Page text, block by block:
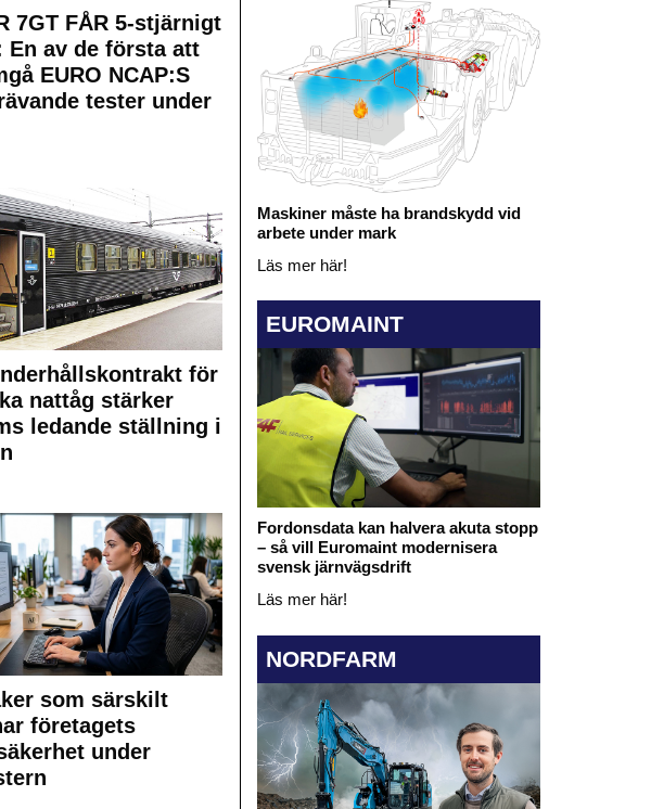
7GT FÅR 5-stjärnigt
En av de första att
EURO NCAP:S
tester under
för
nattåg stärker
ledande ställning i
som särskilt
företagets
under
Maskiner måste ha brandskydd vid
arbete under mark
Läs mer här!
EUROMAINT
Fordonsdata kan halvera akuta stopp
– så vill Euromaint modernisera
svensk järnvägsdrift
Läs mer här!
NORDFARM